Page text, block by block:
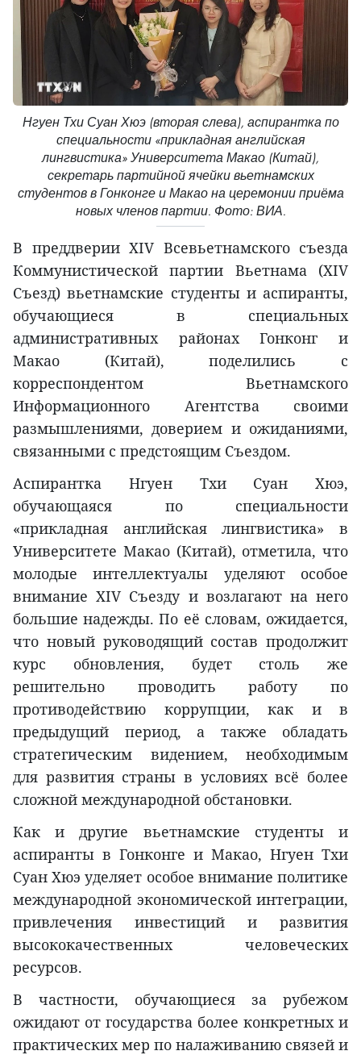
Нгуен Тхи Суан Хюэ (вторая слева), аспирантка по
специальности «прикладная английская
лингвистика» Университета Макао (Китай),
секретарь партийной ячейки вьетнамских
студентов в Гонконге и Макао на церемонии приёма
новых членов партии. Фото: ВИА.
В преддверии XIV Всевьетнамского съезда
Коммунистической партии Вьетнама (XIV
Съезд) вьетнамские студенты и аспиранты,
обучающиеся в специальных
административных районах Гонконг и
Макао (Китай), поделились с
корреспондентом Вьетнамского
Информационного Агентства своими
размышлениями, доверием и ожиданиями,
связанными с предстоящим Съездом.
Аспирантка Нгуен Тхи Суан Хюэ,
обучающаяся по специальности
«прикладная английская лингвистика» в
Университете Макао (Китай), отметила, что
молодые интеллектуалы уделяют особое
внимание XIV Съезду и возлагают на него
большие надежды. По её словам, ожидается,
что новый руководящий состав продолжит
курс обновления, будет столь же
решительно проводить работу по
противодействию коррупции, как и в
предыдущий период, а также обладать
стратегическим видением, необходимым
для развития страны в условиях всё более
сложной международной обстановки.
Как и другие вьетнамские студенты и
аспиранты в Гонконге и Макао, Нгуен Тхи
Суан Хюэ уделяет особое внимание политике
международной экономической интеграции,
привлечения инвестиций и развития
высококачественных человеческих
ресурсов.
В частности, обучающиеся за рубежом
ожидают от государства более конкретных и
практических мер по налаживанию связей и